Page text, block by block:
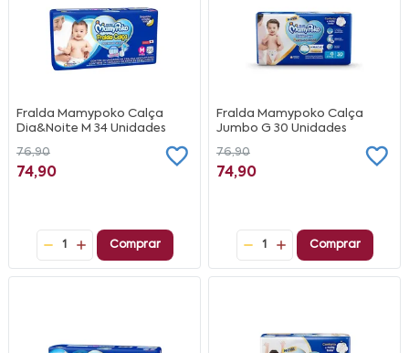
Fralda Mamypoko Calça
Dia&Noite M 34 Unidades
76,90
74,90
1 Comprar
Fralda Mamypoko Calça
Jumbo G 30 Unidades
76,90
74,90
1 Comprar